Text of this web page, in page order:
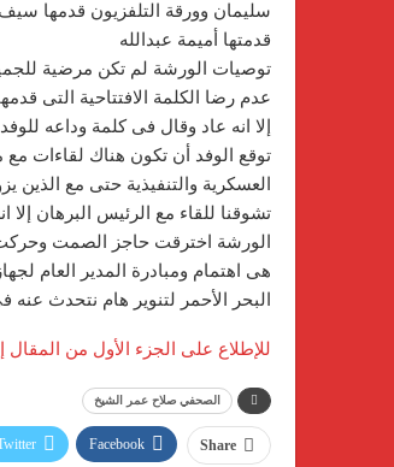
سليمان وورقة التلفزيون قدمها
قدمتها أميمة عبدالله
توصيات الورشة لم تكن مرضية
عدم رضا الكلمة الافتتاحية التى
إلا انه عاد وقال فى كلمة وداعه
توقع الوفد أن تكون هناك لقاءات
العسكرية والتنفيذية حتى مع الذين
تشوقنا للقاء مع الرئيس البرهان إلا
الورشة اخترقت حاجز الصمت وحركت
هى اهتمام ومبادرة المدير العام
البحر الأحمر لتنوير هام نتحدث عنه
للإطلاع على الجزء الأول من
الصحفي صلاح عمر الشيخ
Share
Facebook